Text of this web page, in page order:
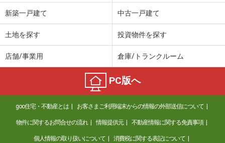
5.25万円
群馬県高崎市上中居町
4.90万円
住 所
群馬県高崎市上中居町
専有面積 53.46m²
間取り
3DK
群馬県伊勢崎市連取本町
新築一戸建て 中古一戸建て
土地を探す 投資物件を探す
店舗/事業用 倉庫/トランクルーム
PC版へ
goo住宅・不動産とは お客さまご利用端末からの情報の外部送信について
物件に関するお問合せの流れ 情報提供元 不動産情報に関する免責事項
個人情報の取り扱いについて 消費税に関する表記について